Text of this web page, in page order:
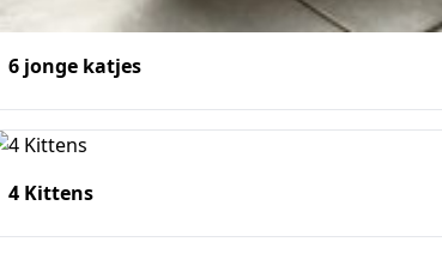
6 jonge katjes
4 Kittens